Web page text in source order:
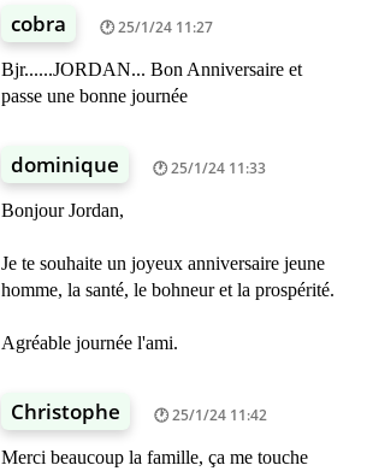
cobra 25/1/24 11:27
Bjr......JORDAN... Bon Anniversaire et
passe une bonne journée
dominique 25/1/24 11:33
Bonjour Jordan,
Je te souhaite un joyeux anniversaire jeune
homme, la santé, le bohneur et la prospérité.
Agréable journée l'ami.
Christophe 25/1/24 11:42
Merci beaucoup la famille, ça me touche